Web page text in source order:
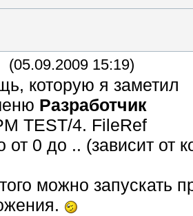
(05.09.2009 15:19)
которую я заметил
Разработчик
TEST/4. FileRef
от 0 до .. (зависит от
можно запускать